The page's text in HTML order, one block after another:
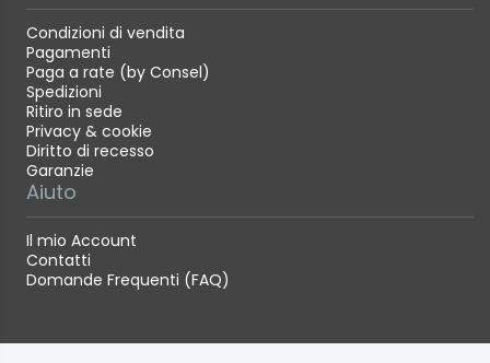
Condizioni di vendita
Pagamenti
Paga a rate (by Consel)
Spedizioni
Ritiro in sede
Privacy & cookie
Diritto di recesso
Garanzie
Aiuto
Il mio Account
Contatti
Domande Frequenti (FAQ)